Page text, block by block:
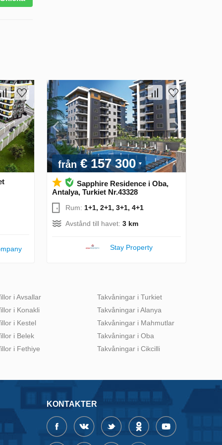
från€ 157 300
Sapphire Residence i Oba,
Antalya, Turkiet Nr.43328
Rum: 1+1, 2+1, 3+1, 4+1
Avstånd till havet: 3 km
Stay Property
i Avsallar
i Konakli
i Kestel
i Belek
i Fethiye
Takvåningar i Turkiet
Takvåningar i Alanya
Takvåningar i Mahmutlar
Takvåningar i Oba
Takvåningar i Cikcilli
KONTAKTER